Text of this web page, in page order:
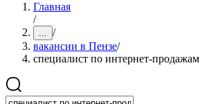
Главная
/
... /
вакансии в Пензе/
специалист по интернет-продажам